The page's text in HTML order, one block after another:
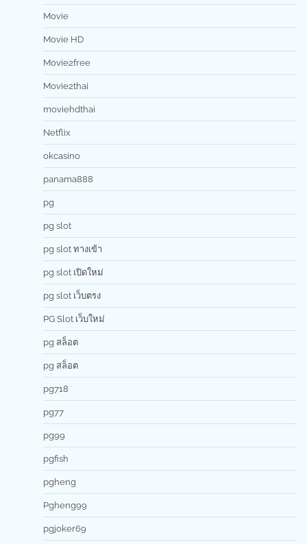
Movie
Movie HD
Movie2free
Movie2thai
moviehdthai
Netflix
okcasino
panama888
pg
pg slot
pg slot ทางเข้า
pg slot เปิดใหม่
pg slot เว็บตรง
PG Slot เว็บใหม่
pg สล็อต
pg สล็อต
pg718
pg77
pg99
pgfish
pgheng
Pgheng99
pgjoker69